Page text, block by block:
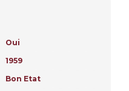
Oui
1959
Bon Etat